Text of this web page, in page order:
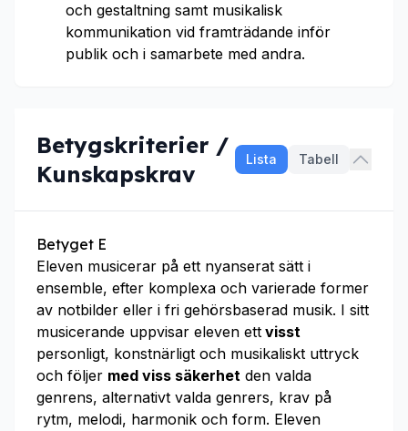
och gestaltning samt musikalisk
kommunikation vid framträdande inför
publik och i samarbete med andra.
Betygskriterier /
Kunskapskrav
Lista Tabell
Betyget E
Eleven musicerar på ett nyanserat sätt i
ensemble, efter komplexa och varierade former
av notbilder eller i fri gehörsbaserad musik. I sitt
musicerande uppvisar eleven ett visst
personligt, konstnärligt och musikaliskt uttryck
och följer med viss säkerhet den valda
genrens, alternativt valda genrers, krav på
rytm, melodi, harmonik och form. Eleven